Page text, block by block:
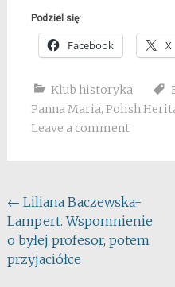
Podziel się:
Facebook X
Klub historyka
Panna Maria, Polish
Leave a comment
Post
navigation
← Liliana Baczewska-
Lampert. Wspomnienie
o byłej profesor, potem
przyjaciółce